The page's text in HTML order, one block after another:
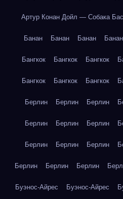
Артур Конан Дойл — Собака
Банан Банан Банан Банан
Бангкок Бангкок Бангкок
Бангкок Бангкок Бангкок
Берлин Берлин Берлин
Берлин Берлин Берлин
Берлин Берлин Берлин
Берлин Берлин Берлин
Буэнос-Айрес Буэнос-Айрес